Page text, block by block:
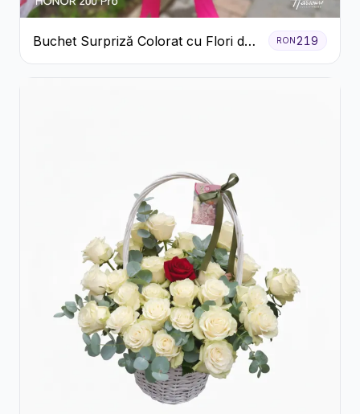
Buchet Surpriză Colorat cu Flori de
Sezon
RON219